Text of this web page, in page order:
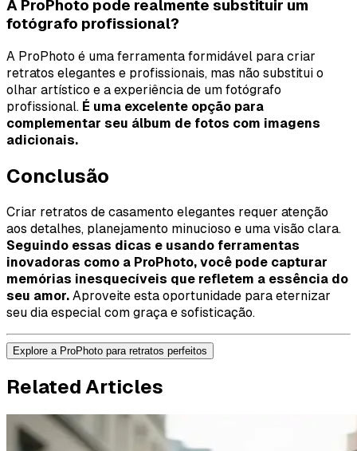
A ProPhoto pode realmente substituir um
fotógrafo profissional?
A ProPhoto é uma ferramenta formidável para criar
retratos elegantes e profissionais, mas não substitui o
olhar artístico e a experiência de um fotógrafo
profissional. É uma excelente opção para
complementar seu álbum de fotos com imagens
adicionais.
Conclusão
Criar retratos de casamento elegantes requer atenção
aos detalhes, planejamento minucioso e uma visão clara.
Seguindo essas dicas e usando ferramentas
inovadoras como a ProPhoto, você pode capturar
memórias inesquecíveis que refletem a essência do
seu amor. Aproveite esta oportunidade para eternizar
seu dia especial com graça e sofisticação.
Explore a ProPhoto para retratos perfeitos
Related Articles